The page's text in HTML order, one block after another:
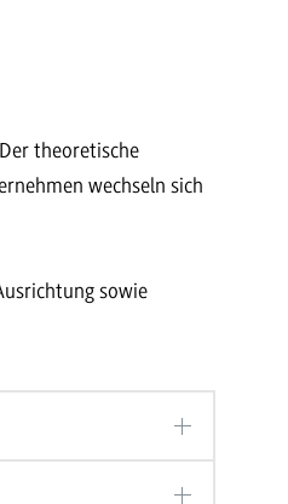
theoretische
wechseln sich
sowie